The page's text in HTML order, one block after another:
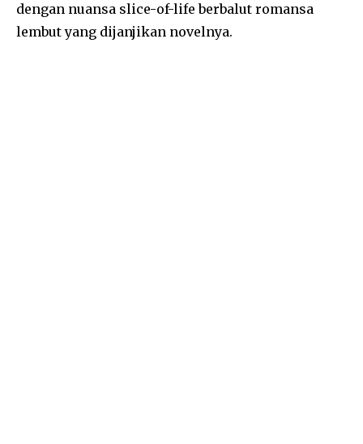
dengan nuansa slice-of-life berbalut romansa
lembut yang dijanjikan novelnya.